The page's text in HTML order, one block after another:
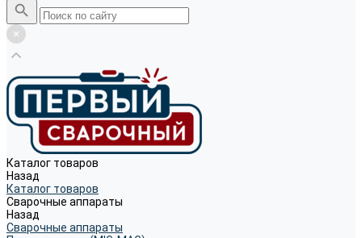
Каталог товаров
Назад
Каталог товаров
Сварочные аппараты
Назад
Сварочные аппараты